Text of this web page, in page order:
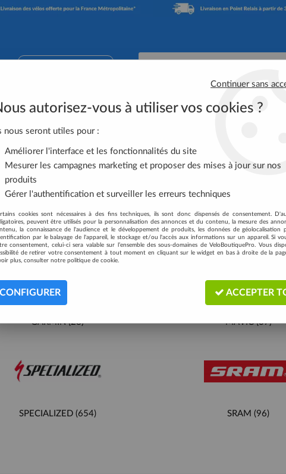
Accessoires Vélo Équipement Cycliste
INDEX DES MARQUES
GARMIN(28) MAVIC(37)
SPECIALIZED(654) SRAM (96)
Continuer sans
autorisez-vous à utiliser vos cookies ?
nous seront utiles pour :
Améliorer l'interface et les fonctionnalités du site
Mesurer les campagnes marketing et proposer des mises à jour sur nos
produits
Gérer l'authentification et surveiller les erreurs techniques
cookies sont nécessaires à des fins techniques, ils sont donc dispensés de consentement.
peuvent être utilisés pour la personnalisation des annonces et du contenu, la mesure des
la connaissance de l'audience et le développement de produits, les données de géolocalisation
par le balayage de l'appareil, le stockage et/ou l'accès aux informations sur un appareil. Si
consentement, celui-ci sera valable sur l’ensemble des sous-domaines de VeloBoutiquePro. Vous
de retirer votre consentement à tout moment en cliquant sur le widget en bas à droite de la
plus, consulter notre politique de cookie.
CONFIGURER ACCEPTER